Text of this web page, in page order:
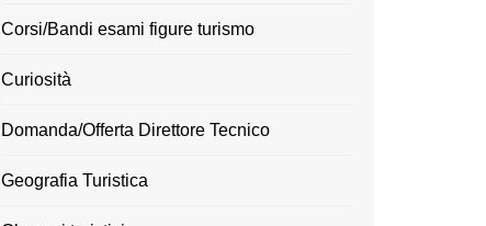
Corsi/Bandi esami figure turismo
Curiosità
Domanda/Offerta Direttore Tecnico
Geografia Turistica